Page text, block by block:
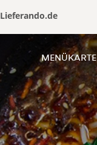
Lieferando.de
MENÜKARTE